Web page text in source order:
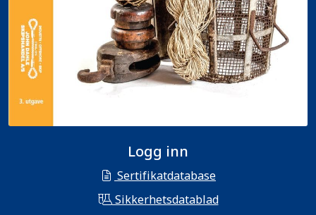
Logg inn
Sertifikatdatabase
Sikkerhetsdatablad